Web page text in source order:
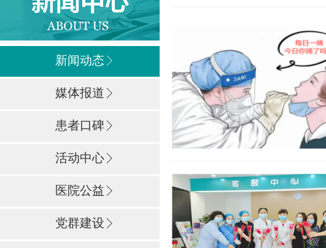
新闻动态
媒体报道
患者口碑
活动中心
医院公益
党群建设